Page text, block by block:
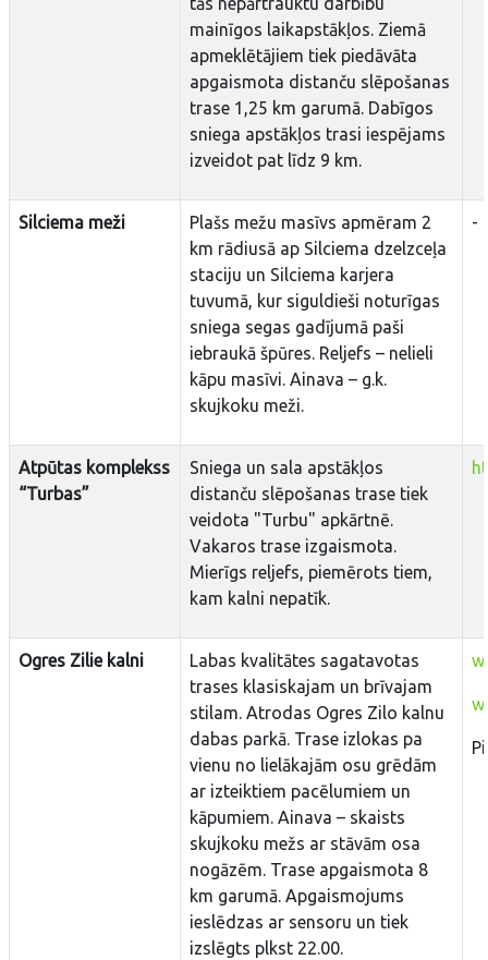
mainīgos laikapstākļos. Ziemā
apmeklētājiem tiek piedāvāta
apgaismota distanču slēpošanas
trase 1,25 km garumā. Dabīgos
sniega apstākļos trasi iespējams
izveidot pat līdz 9 km.
Silciema meži
Plašs mežu masīvs apmēram 2
km rādiusā ap Silciema dzelzceļa
staciju un Silciema karjera
tuvumā, kur siguldieši noturīgas
sniega segas gadījumā paši
iebraukā špūres. Reljefs – nelieli
kāpu masīvi. Ainava – g.k.
skujkoku meži.
-
Atpūtas komplekss
“Turbas”
Sniega un sala apstākļos
distanču slēpošanas trase tiek
veidota "Turbu" apkārtnē.
Vakaros trase izgaismota.
Mierīgs reljefs, piemērots tiem,
kam kalni nepatīk.
Ogres Zilie kalni
Labas kvalitātes sagatavotas
trases klasiskajam un brīvajam
stilam. Atrodas Ogres Zilo kalnu
dabas parkā. Trase izlokas pa
vienu no lielākajām osu grēdām
ar izteiktiem pacēlumiem un
kāpumiem. Ainava – skaists
skujkoku mežs ar stāvām osa
nogāzēm. Trase apgaismota 8
km garumā. Apgaismojums
ieslēdzas ar sensoru un tiek
izslēgts plkst 22.00.